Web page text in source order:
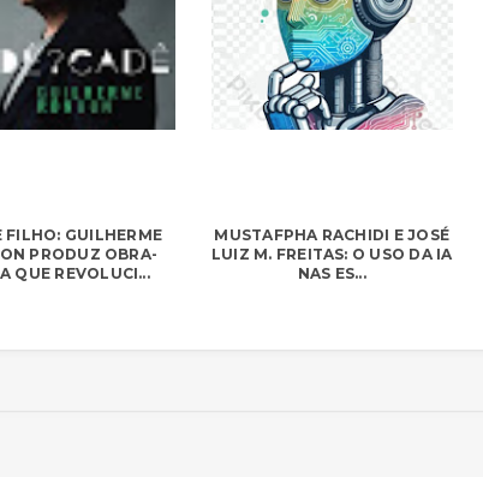
FILHO: GUILHERME
PRODUZ OBRA-
QUE REVOLUCI...
MUSTAFPHA RACHIDI E JOSÉ
LUIZ M. FREITAS: O USO DA IA
NAS ES...